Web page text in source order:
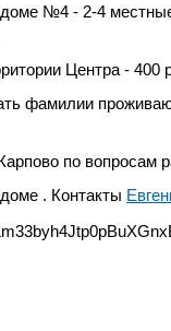
доме №4 - 2-4
Центра - 400
фамилии
по вопросам
. Контакты